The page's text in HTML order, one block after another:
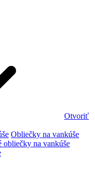
Otvoriť
Obliečky na vankúše
obliečky na vankúše